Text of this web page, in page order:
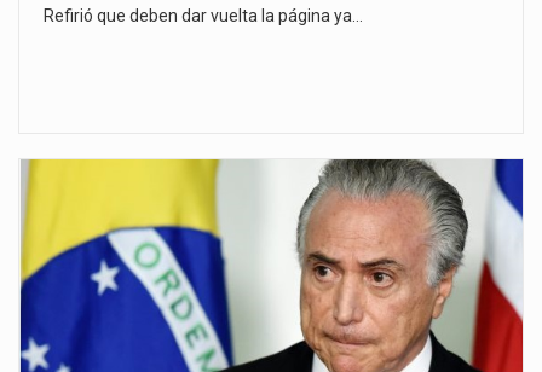
Refirió que deben dar vuelta la página ya…